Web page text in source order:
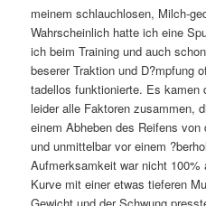
meinem schlauchlosen, Milch-
Wahrscheinlich hatte ich eine
ich beim Training und auch
beserer Traktion und D?mpfung
tadellos funktionierte. Es kamen
leider alle Faktoren zusammen,
einem Abheben des Reifens
und unmittelbar vor einem
Aufmerksamkeit war nicht
Kurve mit einer etwas tieferen